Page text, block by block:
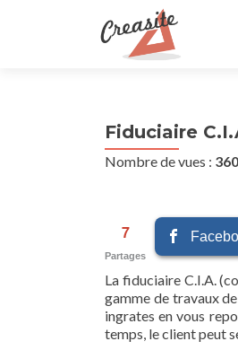
Fiduciaire
Nombre de vues : 360
7
Partages
La fiduciaire C.I.A.
gamme de travaux
ingrates en vous
temps, le client peut